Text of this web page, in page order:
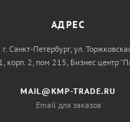
АДРЕС
г. Санкт-Петербург, ул.
корп. 2, пом 215, Бизнес центр
MAIL@KMP-TRADE.RU
Email для заказов